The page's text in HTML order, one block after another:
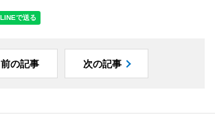
前の記事 次の記事